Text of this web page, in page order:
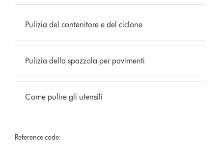
Pulizia del contenitore e del ciclone
Pulizia della spazzola per pavimenti
Come pulire gli utensili
Reference code: